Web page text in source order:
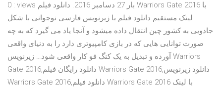
: 0 views بار 27 دسامبر 2016. دانلود فیلم Warriors Gate 2016 با
لینک مستقیم دانلود فیلم با زیرنویس فارسی نوجوانی با شکل
جادویی به کشور چین انتقال داده میشود و آنجا یاد می گیرد که به چه
صورت توانایی هایی که در بازی کامپیوتری دارد را به دنیای واقعی
آورده و تبدیل به یک کنگ‌ فو کار واقعی شود… زیرنویس Warriors
Gate 2016,دانلود رایگان فیلم Warriors Gate 2016,دانلود زیرنویس
Warriors Gate 2016,دانلود فیلم Warriors Gate 2016 با لینک